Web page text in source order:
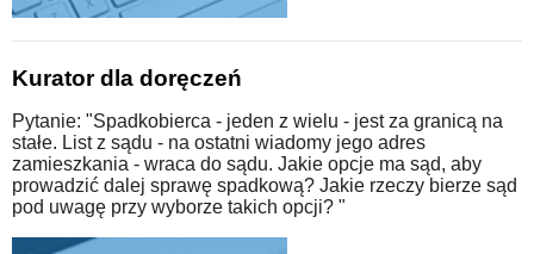
Kurator dla doręczeń
Pytanie: "Spadkobierca - jeden z wielu - jest za granicą na
stałe. List z sądu - na ostatni wiadomy jego adres
zamieszkania - wraca do sądu. Jakie opcje ma sąd, aby
prowadzić dalej sprawę spadkową? Jakie rzeczy bierze sąd
pod uwagę przy wyborze takich opcji? "